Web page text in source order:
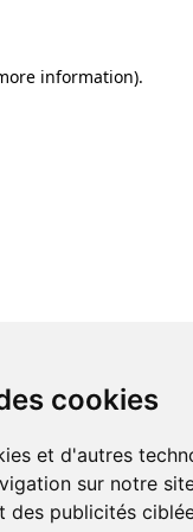
cookies
et d'autres
sur notre
des publicités
information).